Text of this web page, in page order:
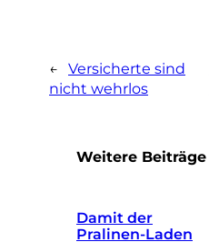
← Versicherte sind
nicht wehrlos
Weitere Beiträge
Damit der
Pralinen-Laden